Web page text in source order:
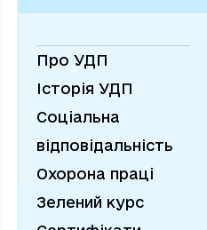
Про УДП
Історія УДП
Соціальна
відповідальність
Охорона праці
Зелений курс